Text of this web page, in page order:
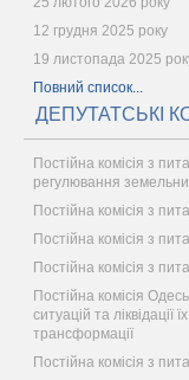
12 грудня 2025 року
19 листопада 2025
Повний список...
ДЕПУТАТСЬКІ
Постійна комісія з
регулювання
Постійна комісія з
Постійна комісія з
Постійна комісія з
Постійна комісія
ситуацій та ліквідації
трансформації
Постійна комісія з